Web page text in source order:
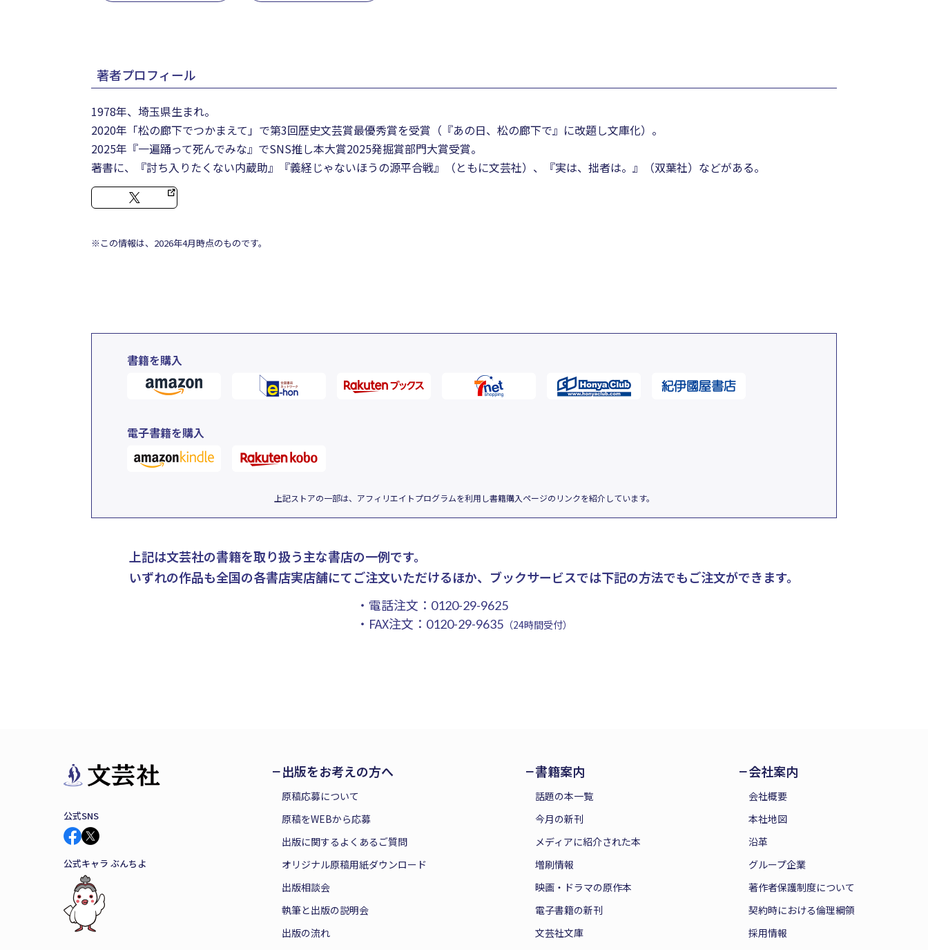
著者プロフィール
1978年、埼玉県生まれ。
2020年「松の廊下でつかまえて」で第3回歴史文芸賞最優秀賞を受賞（『あの日、松の廊下で』に改題し文庫化）。
2025年『一遍踊って死んでみな』でSNS推し本大賞2025発掘賞部門大賞受賞。
著書に、『討ち入りたくない内蔵助』『義経じゃないほうの源平合戦』（ともに文芸社）、『実は、拙者は。』（双葉社）などがある。
※この情報は、2026年4月時点のものです。
書籍を購入
電子書籍を購入
上記ストアの一部は、アフィリエイトプログラムを利用し書籍購入ページのリンクを紹介しています。
上記は文芸社の書籍を取り扱う主な書店の一例です。
いずれの作品も全国の各書店実店舗にてご注文いただけるほか、ブックサービスでは下記の方法でもご注文ができます。
・電話注文： 0120-29-9625
・FAX注文： 0120-29-9635（24時間受付）
公式SNS
公式キャラ ぶんちよ
出版をお考えの方へ
原稿応募について
原稿をWEBから応募
出版に関するよくあるご質問
オリジナル原稿用紙ダウンロード
出版相談会
執筆と出版の説明会
出版の流れ
書籍案内
話題の本一覧
今月の新刊
メディアに紹介された本
増刷情報
映画・ドラマの原作本
電子書籍の新刊
文芸社文庫
会社案内
会社概要
本社地図
沿革
グループ企業
著作者保護制度について
契約時における倫理綱領
採用情報